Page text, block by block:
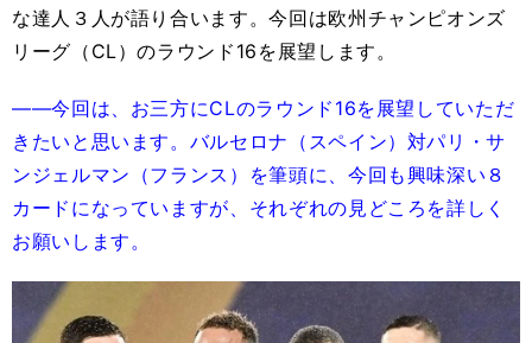
な達人３人が語り合います。今回は欧州チャンピオンズ
リーグ（CL）のラウンド16を展望します。
――今回は、お三方にCLのラウンド16を展望していただ
きたいと思います。バルセロナ（スペイン）対パリ・サ
ンジェルマン（フランス）を筆頭に、今回も興味深い８
カードになっていますが、それぞれの見どころを詳しく
お願いします。